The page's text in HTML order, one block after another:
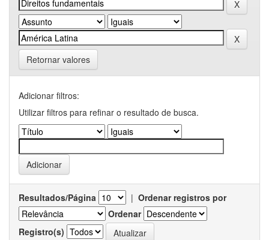
Retornar valores
Adicionar filtros:
Utilizar filtros para refinar o resultado de busca.
Resultados/Página | Ordenar registros por
Ordenar
Registro(s)